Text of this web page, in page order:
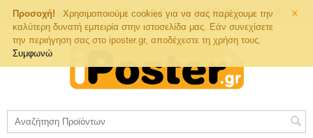
×
Προσοχή!
Χρησιμοποιούμε cookies για να σας παρέχουμε την
καλύτερη δυνατή εμπειρία στην ιστοσελίδα μας. Εάν συνεχίσετε
την περιήγηση σας στο iposter.gr, αποδέχεστε τη χρήση τους.
Συμφωνώ
Τηλ. Παραγγελιών